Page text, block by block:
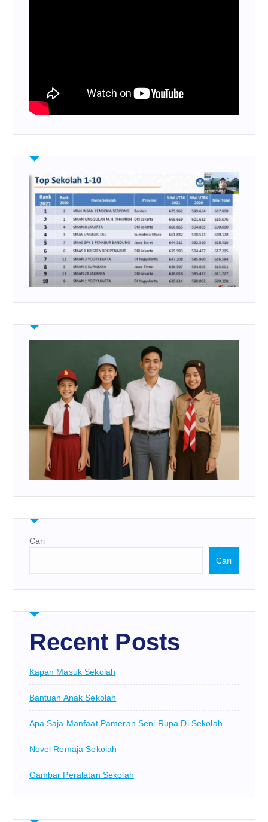
Cari
Cari
Recent Posts
Kapan Masuk Sekolah
Bantuan Anak Sekolah
Apa Saja Manfaat Pameran Seni Rupa Di Sekolah
Novel Remaja Sekolah
Gambar Peralatan Sekolah